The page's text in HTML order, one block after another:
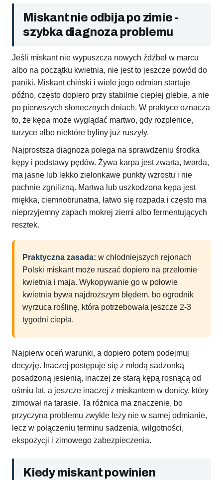
Miskant nie odbija po zimie -
szybka diagnoza problemu
Jeśli miskant nie wypuszcza nowych źdźbeł w marcu
albo na początku kwietnia, nie jest to jeszcze powód do
paniki. Miskant chiński i wiele jego odmian startuje
późno, często dopiero przy stabilnie ciepłej glebie, a nie
po pierwszych słonecznych dniach. W praktyce oznacza
to, że kępa może wyglądać martwo, gdy rozplenice,
turzyce albo niektóre byliny już ruszyły.
Najprostsza diagnoza polega na sprawdzeniu środka
kępy i podstawy pędów. Żywa karpa jest zwarta, twarda,
ma jasne lub lekko zielonkawe punkty wzrostu i nie
pachnie zgnilizną. Martwa lub uszkodzona kępa jest
miękka, ciemnobrunatna, łatwo się rozpada i często ma
nieprzyjemny zapach mokrej ziemi albo fermentujących
resztek.
Praktyczna zasada: w chłodniejszych rejonach
Polski miskant może ruszać dopiero na przełomie
kwietnia i maja. Wykopywanie go w połowie
kwietnia bywa najdroższym błędem, bo ogrodnik
wyrzuca roślinę, która potrzebowała jeszcze 2-3
tygodni ciepła.
Najpierw oceń warunki, a dopiero potem podejmuj
decyzję. Inaczej postępuje się z młodą sadzonką
posadzoną jesienią, inaczej ze starą kępą rosnącą od
ośmiu lat, a jeszcze inaczej z miskantem w donicy, który
zimował na tarasie. Ta różnica ma znaczenie, bo
przyczyna problemu zwykle leży nie w samej odmianie,
lecz w połączeniu terminu sadzenia, wilgotności,
ekspozycji i zimowego zabezpieczenia.
Kiedy miskant powinien